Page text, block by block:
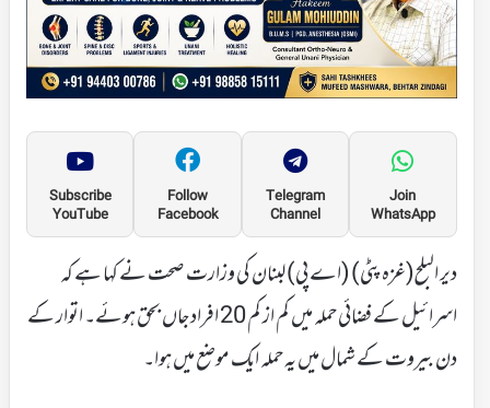
Join
WhatsApp
Telegram
Channel
Follow
Facebook
Subscribe
YouTube
دیر البلح(غزہ پٹی) (اے پی) لبنان کی وزارت صحت نے کہا ہے کہ
اسرائیل کے فضائی حملہ میں کم از کم 20 افراد جاں بحق ہوئے۔ اتوار کے
دن بیروت کے شمال میں یہ حملہ ایک موضع میں ہوا۔